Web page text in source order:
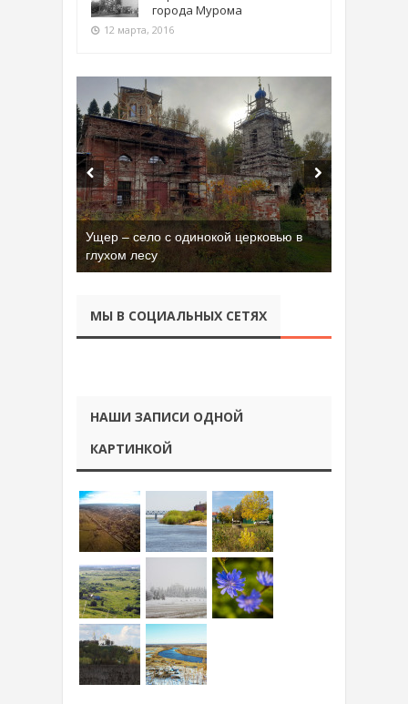
города Мурома
12 марта, 2016
Ущер – село с одинокой церковью в
глухом лесу
МЫ В СОЦИАЛЬНЫХ СЕТЯХ
НАШИ ЗАПИСИ ОДНОЙ
КАРТИНКОЙ